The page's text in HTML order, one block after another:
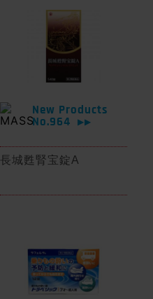
New Products
No.964
▶▶
長城甦腎宝錠A